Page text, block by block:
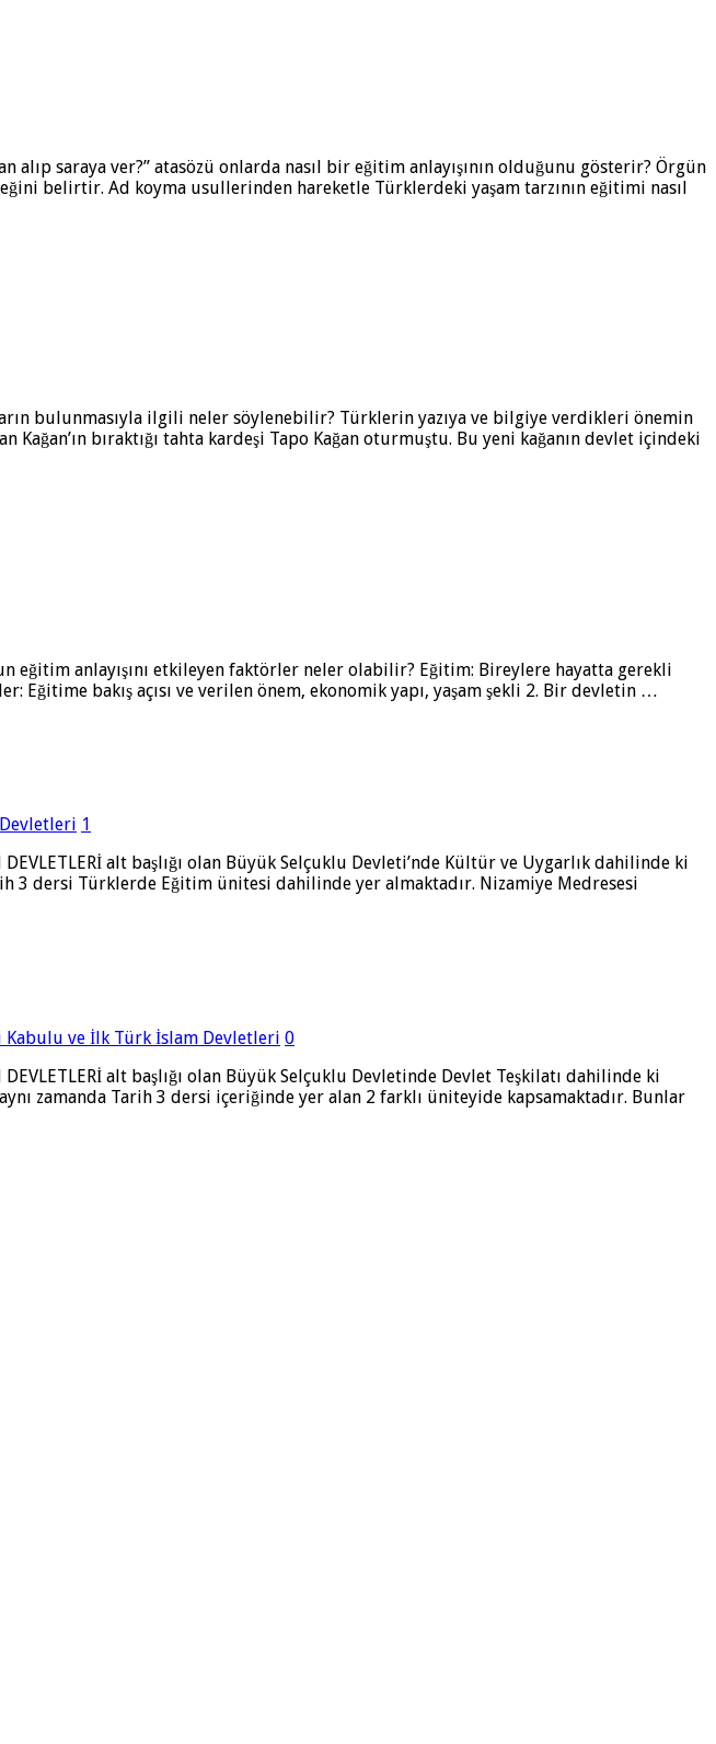
alıp saraya ver?” atasözü onlarda nasıl bir eğitim anlayışının olduğunu gösterir? Örgün
belirtir. Ad koyma usullerinden hareketle Türklerdeki yaşam tarzının eğitimi nasıl
bulunmasıyla ilgili neler söylenebilir? Türklerin yazıya ve bilgiye verdikleri önemin
bıraktığı tahta kardeşi Tapo Kağan oturmuştu. Bu yeni kağanın devlet içindeki
eğitim anlayışını etkileyen faktörler neler olabilir? Eğitim: Bireylere hayatta gerekli
bakış açısı ve verilen önem, ekonomik yapı, yaşam şekli 2. Bir devletin …
1
alt başlığı olan Büyük Selçuklu Devleti’nde Kültür ve Uygarlık dahilinde ki
3 dersi Türklerde Eğitim ünitesi dahilinde yer almaktadır. Nizamiye Medresesi
ve İlk Türk İslam Devletleri 0
alt başlığı olan Büyük Selçuklu Devletinde Devlet Teşkilatı dahilinde ki
zamanda Tarih 3 dersi içeriğinde yer alan 2 farklı üniteyide kapsamaktadır. Bunlar